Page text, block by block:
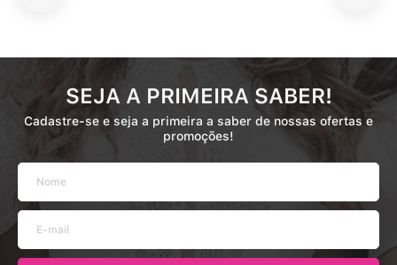
SEJA A PRIMEIRA SABER!
Cadastre-se e seja a primeira a saber de nossas ofertas e
promoções!